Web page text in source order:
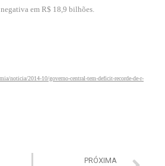
em R$ 18,9 bilhões.
noticia/2014-10/governo-central-tem-deficit-recorde-de-r-
PRÓXIMA